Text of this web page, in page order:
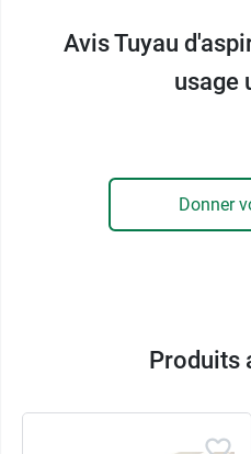
du patient. Il est
patients que ce soit des
dans le domaine des
telles que la ventilation,
encore l'aspiration, en
tuyau d'aspiration
Avis Tuyau
usage
Donner
Produits